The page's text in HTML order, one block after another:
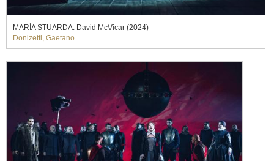
MARÍA STUARDA. David McVicar (2024)
Donizetti, Gaetano